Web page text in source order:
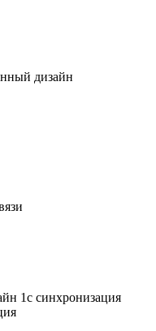
дизайн
1с синхронизация